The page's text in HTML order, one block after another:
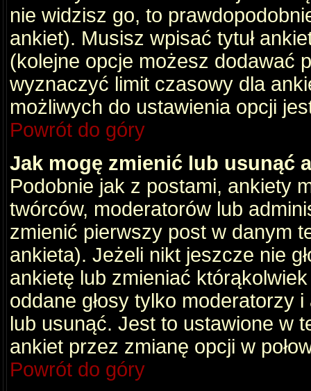
nie widzisz go, to
ankiet). Musisz wpisać tytuł
(kolejne opcje możesz dodawać
wyznaczyć limit czasowy dla
możliwych do ustawienia opcji
Powrót do góry
Jak mogę zmienić lub usunąć
Podobnie jak z postami, ankiety
twórców, moderatorów lub
zmienić pierwszy post w danym
ankieta). Jeżeli nikt jeszcze nie
ankietę lub zmieniać
oddane głosy tylko moderatorzy
lub usunąć. Jest to ustawione w
ankiet przez zmianę opcji w
Powrót do góry